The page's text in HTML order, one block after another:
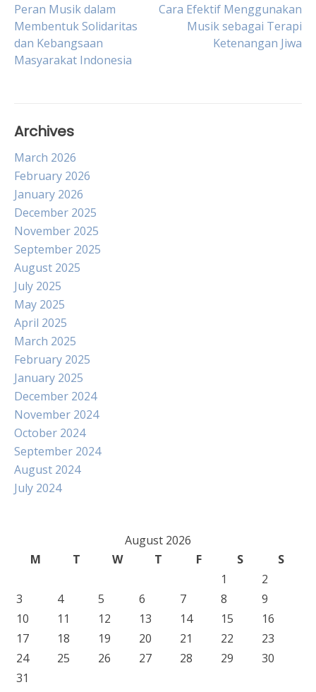
Post
navigation
Peran Musik dalam
Membentuk Solidaritas
dan Kebangsaan
Masyarakat Indonesia
Cara Efektif Menggunakan
Musik sebagai Terapi
Ketenangan Jiwa
Archives
March 2026
February 2026
January 2026
December 2025
November 2025
September 2025
August 2025
July 2025
May 2025
April 2025
March 2025
February 2025
January 2025
December 2024
November 2024
October 2024
September 2024
August 2024
July 2024
August 2026
M
T W T F S
S
1
2
3
4 5 6 7 8
9
10
11 12 13 14 15
16
17
18 19 20 21 22
23
24
25 26 27 28 29
30
31